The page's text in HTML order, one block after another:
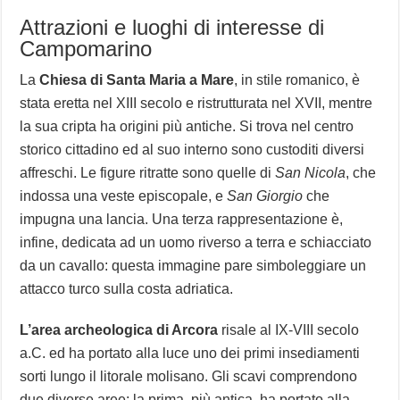
Attrazioni e luoghi di interesse di
Campomarino
LaChiesa di Santa Maria a Mare, in stile romanico, è
stata eretta nel XIII secolo e ristrutturata nel XVII, mentre
la sua cripta ha origini più antiche. Si trova nel centro
storico cittadino ed al suo interno sono custoditi diversi
affreschi. Le figure ritratte sono quelle diSan Nicola, che
indossa una veste episcopale, eSan Giorgio che
impugna una lancia. Una terza rappresentazione è,
infine, dedicata ad un uomo riverso a terra e schiacciato
da un cavallo: questa immagine pare simboleggiare un
attacco turco sulla costa adriatica.
L’area archeologica di Arcora risale al IX-VIII secolo
a.C. ed ha portato alla luce uno dei primi insediamenti
sorti lungo il litorale molisano. Gli scavi comprendono